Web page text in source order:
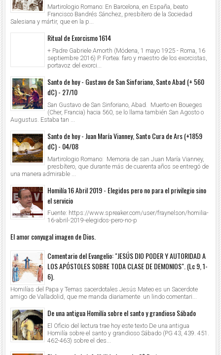
Martirologio Romano: En Barcelona, en España, beato
Francisco Bandrés Sánchez, presbítero de la Sociedad
Salesiana y mártir, que en la p...
Ritual de Exorcismo 1614
+ Padre Gabriele Amorth (Módena, 1 mayo 1925 - Roma, 16
septiembre 2016) P. Fortea: faro y maestro de los exorcistas,
portavoz del exorci...
Santo de hoy - Gustavo de San Sinforiano, Santo Abad (+ 560
dC) - 27/10
San Gustavo de San Sinforiano, Abad. Muerto en Boueges
(Cher, Francia) hacia 560, se lo llama también San Agosto o
Augustus. Estaba tan ...
Santo de hoy - Juan María Vianney, Santo Cura de Ars (+1859
dC) - 04/08
Martirologio Romano: Memoria de san Juan María Vianney,
presbítero, que durante más de cuarenta años se entregó de
una manera admirable ...
Homilía 16 Abril 2019 - Elegidos pero no para el privilegio sino
el servicio
Fuente: https://www.spreaker.com/user/fraynelson/homilia-
16-abril-2019-elegidos-pero-no-p
El amor conyugal imagen de Dios.
Comentario del Evangelio: "JESÚS DIO PODER Y AUTORIDAD A
LOS APÓSTOLES SOBRE TODA CLASE DE DEMONIOS". (Lc 9, 1-
6).
Homilías del Papa y Temas sacerdotales Jesús Mateo es un Sacerdote
amigo de Valladolid, que me manda diariamente un lindo comentari...
De una antigua Homilía sobre el santo y grandioso Sábado
El Oficio del lectura trae hoy este texto De una antigua
Homilía sobre el santo y grandioso Sábado (PG 43, 439. 451.
462-463) sobre el des...